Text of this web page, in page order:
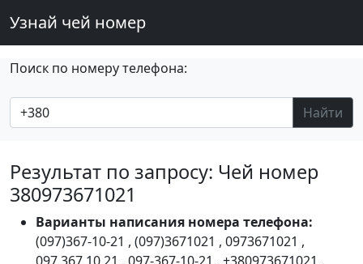
Узнай чей номер
Поиск по номеру телефона:
Найти
Результат по запросу: Чей номер
380973671021
Варианты написания номера телефона:
(097)367-10-21 , (097)3671021 , 0973671021 ,